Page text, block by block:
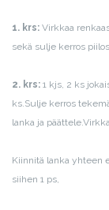
1. krs: Virkkaa
sekä sulje kerros
2. krs: 1 kjs, 2 ks
ks.Sulje kerros
lanka ja päättele.
Kiinnitä lanka yhteen
siihen 1 ps,